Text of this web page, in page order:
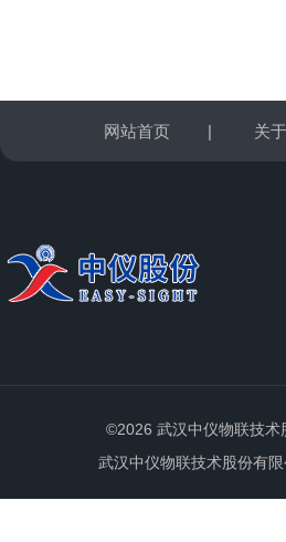
网站首页 | 关
©2026 武汉中仪物联技术
武汉中仪物联技术股份有